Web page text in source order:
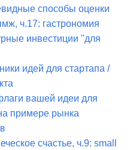
способы оценки
ч.17: гастрономия
инвестиции "для
идей для стартапа /
вашей идеи для
примере рынка
счастье, ч.9: small